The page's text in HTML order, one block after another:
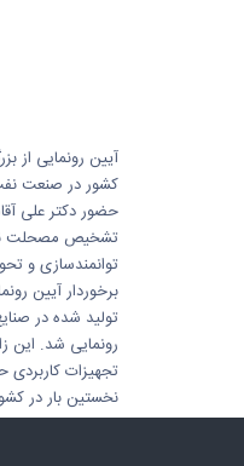
آیین رونمایی از
کشور در صنعت
حضور دکتر علی
تشخیص مصحلت
توانمندسازی و
برخوردار آیین
تولید شده در
رونمایی شد. این
تجهیزات کاربردی
نخستین بار در
بنیان توس